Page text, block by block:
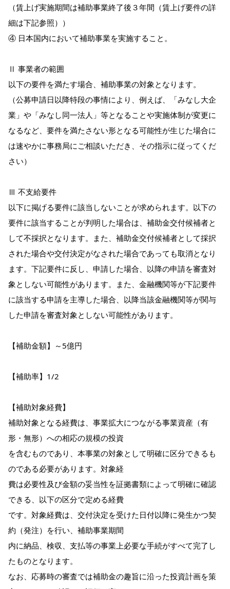
（賃上げ実施期間は補助事業終了後３年間（賃上げ要件の詳
細は下記参照））
④ 日本国内において補助事業を実施すること。
Ⅱ 事業者の範囲
以下の要件を満たす場合、補助事業の対象となります。
（公募申請日以降特段の事情により、例えば、「みなし大企
業」や「みなし同一法人」等となることや実施体制が変更に
なるなど、要件を満たさない形となる可能性が生じた場合に
は速やかに事務局にご相談いただき、その指示に従ってくだ
さい）
Ⅲ 不支給要件
以下に掲げる要件に該当しないことが求められます。以下の
要件に該当することが判明した場合は、補助金交付候補者と
して不採択となります。また、補助金交付候補者として採択
された場合や交付決定がなされた場合であっても取消となり
ます。下記要件に反し、申請した場合、以降の申請を審査対
象としない可能性があります。また、金融機関等が下記要件
に該当する申請を主導した場合、以降当該金融機関等が関与
した申請を審査対象としない可能性があります。
【補助金額】～5億円
【補助率】1/2
【補助対象経費】
補助対象となる経費は、事業拡大につながる事業資産（有
形・無形）への相応の規模の投資
を含むものであり、本事業の対象として明確に区分できるも
のである必要があります。対象経
費は必要性及び金額の妥当性を証拠書類によって明確に確認
できる、以下の区分で定める経費
です。対象経費は、交付決定を受けた日付以降に発生かつ契
約（発注）を行い、補助事業期間
内に納品、検収、支払等の事業上必要な手続がすべて完了し
たものとなります。
なお、応募時の審査では補助金の趣旨に沿った投資計画を策